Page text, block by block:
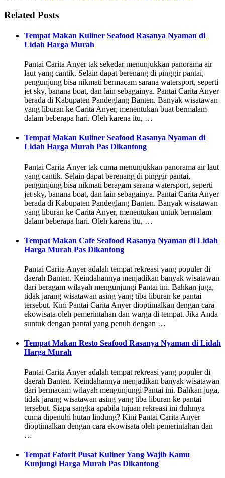
Related Posts
Tempat Makan Kuliner Seafood Rasanya Nyaman di
Lidah Harga Murah
Pantai Carita Anyer tak sekedar menunjukkan panorama air
laut yang cantik. Selain dapat berenang di pinggir pantai,
pengunjung bisa nikmati bermacam sarana watersport, seperti
jet sky, banana boat, dan lain sebagainya. Pantai Carita Anyer
berada di Kabupaten Pandeglang Banten. Banyak wisatawan
yang liburan ke Carita Anyer, menentukan buat bermalam
dalam beberapa hari. Oleh karena itu, …
Tempat Makan Kuliner Seafood Rasanya Nyaman di
Lidah Harga Murah Pas Dikantong
Pantai Carita Anyer tak cuma menunjukkan panorama air laut
yang cantik. Selain dapat berenang di pinggir pantai,
pengunjung bisa nikmati beragam sarana watersport, seperti
jet sky, banana boat, dan lain sebagainya. Pantai Carita Anyer
berada di Kabupaten Pandeglang Banten. Banyak wisatawan
yang liburan ke Carita Anyer, menentukan untuk bermalam
dalam beberapa hari. Oleh karena itu, …
Tempat Makan Cafe Seafood Rasanya Nyaman di Lidah
Harga Murah Pas Dikantong
Pantai Carita Anyer adalah tempat rekreasi yang populer di
daerah Banten. Keindahannya menjadikan banyak wisatawan
dari beragam wilayah mengunjungi Pantai ini. Bahkan juga,
tidak jarang wisatawan asing yang tiba liburan ke pantai
tersebut. Kini Pantai Carita Anyer dioptimalkan dengan cara
ekowisata oleh pemerintahan dan warga di tempat. Jika Anda
suntuk dengan pantai yang penuh dengan …
Tempat Makan Resto Seafood Rasanya Nyaman di Lidah
Harga Murah
Pantai Carita Anyer adalah tempat rekreasi yang populer di
daerah Banten. Keindahannya menjadikan banyak wisatawan
dari bermacam wilayah mengunjungi Pantai ini. Bahkan juga,
tidak jarang wisatawan asing yang tiba liburan ke pantai
tersebut. Siapa sangka apabila tujuan rekreasi ini dulunya
cuma dipenuhi hutan lindung? Kini Pantai Carita Anyer
dioptimalkan dengan cara ekowisata oleh pemerintahan dan
…
Tempat Faforit Pusat Kuliner Yang Wajib Kamu
Kunjungi Harga Murah Pas Dikantong